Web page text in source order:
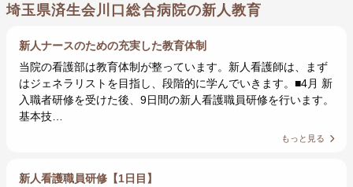
埼玉県済生会川口総合病院の新人教育
新人ナースのための充実した教育体制
当院の看護部は教育体制が整っています。新人看護師は、まず
はジェネラリストを目指し、段階的に学んでいきます。■4月 新
入職者研修を受けた後、9日間の新人看護職員研修を行います。
基本技…
もっと見る
新人看護職員研修【1日目】